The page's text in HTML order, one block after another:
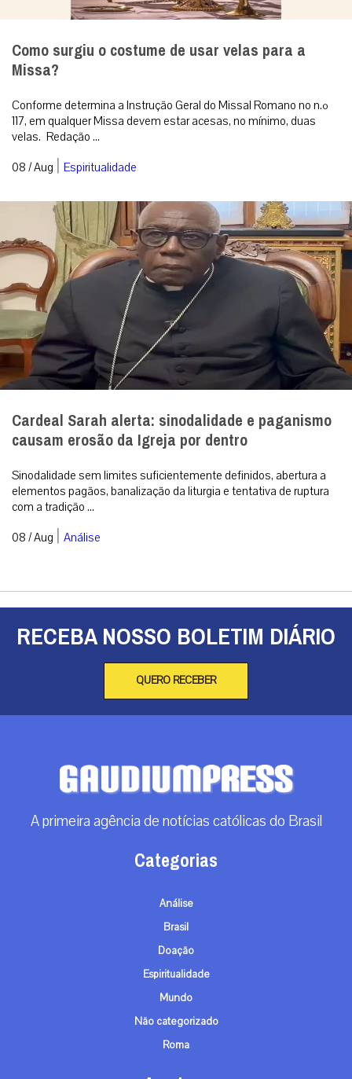
Como surgiu o costume de usar velas para a
Missa?
Conforme determina a Instrução Geral do Missal Romano no n.º
117, em qualquer Missa devem estar acesas, no mínimo, duas
velas. Redação ...
08 / Aug | Espiritualidade
Cardeal Sarah alerta: sinodalidade e paganismo
causam erosão da Igreja por dentro
Sinodalidade sem limites suficientemente definidos, abertura a
elementos pagãos, banalização da liturgia e tentativa de ruptura
com a tradição ...
08 / Aug | Análise
RECEBA NOSSO BOLETIM DIÁRIO
QUERO RECEBER
A primeira agência de notícias católicas do Brasil
Categorias
Análise
Brasil
Doação
Espiritualidade
Mundo
Não categorizado
Roma